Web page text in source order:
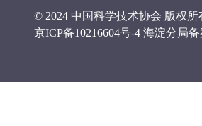
© 2024 中国科学技术协会 版权所
京ICP备10216604号-4 海淀分局备